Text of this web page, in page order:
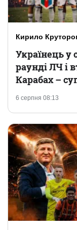
Кирило
6 серпня 08:13
Українець у
раунді ЛЧ і
Карабах –